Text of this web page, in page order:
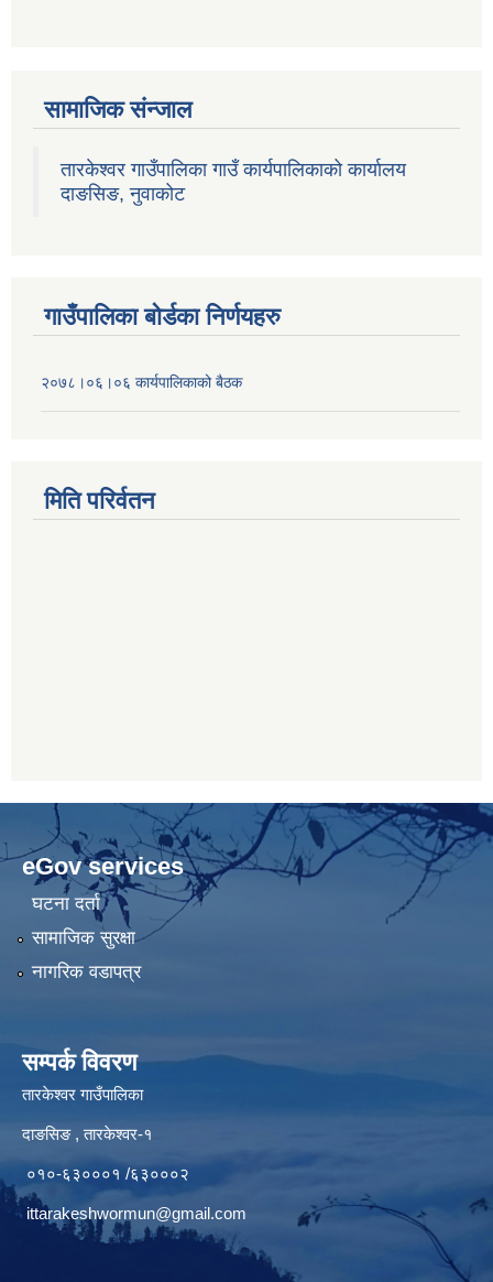
सामाजिक संन्जाल
तारकेश्वर गाउँपालिका गाउँ कार्यपालिकाको कार्यालय
दाङसिङ, नुवाकोट
गाउँपालिका बोर्डका निर्णयहरु
२०७८।०६।०६ कार्यपालिकाको बैठक
मिति परिर्वतन
eGov services
घटना दर्ता
सामाजिक सुरक्षा
नागरिक वडापत्र
सम्पर्क विवरण
तारकेश्वर गाउँपालिका
दाङसिङ , तारकेश्वर-१
०१०-६३०००१ /६३०००२
ittarakeshwormun@gmail.com